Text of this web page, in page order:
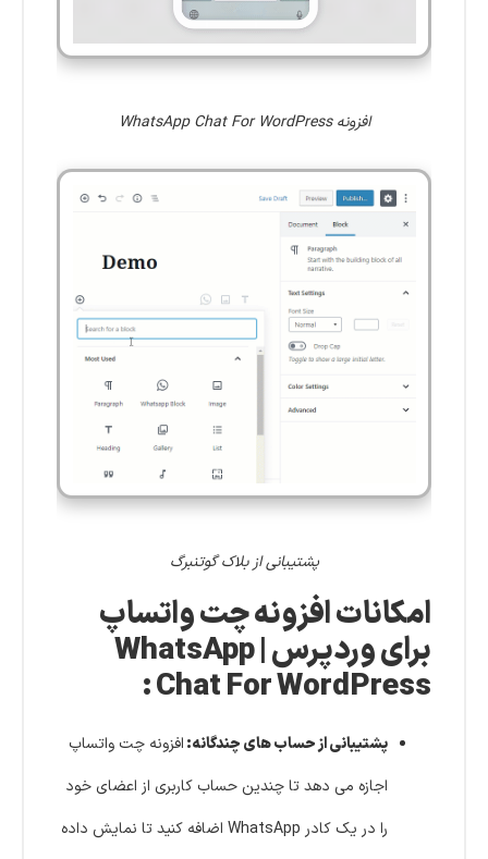
افزونه WhatsApp Chat For WordPress
پشتیبانی از بلاک گوتنبرگ
امکانات افزونه چت واتساپ
برای وردپرس | WhatsApp
Chat For WordPress :
پشتیبانی از حساب های چندگانه:افزونه چت واتساپ
اجازه می دهد تا چندین حساب کاربری از اعضای خود
را در یک کادر WhatsApp اضافه کنید تا نمایش داده